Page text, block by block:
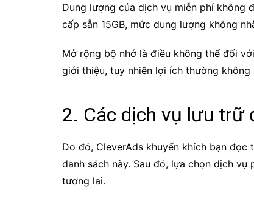
Dung lượng của dịch vụ miễn phí không
cấp sẵn 15GB, mức dung lượng không
Mở rộng bộ nhớ là điều không thể đối
giới thiệu, tuy nhiên lợi ích thường
2. Các dịch vụ lưu trữ
Do đó, CleverAds khuyến khích bạn
danh sách này. Sau đó, lựa chọn dịch
tương lai.